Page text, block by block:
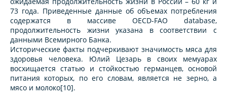
73 года. Приведенные данные об объемах потребления
содержатся в массиве OECD-FAO database,
продолжительность жизни указана в соответствии с
данными Всемирного Банка.
Исторические факты подчеркивают значимость мяса для
здоровья человека. Юлий Цезарь в своих мемуарах
восхищается статью и стойкостью германцев, основой
питания которых, по его словам, является не зерно, а
мясо и молоко[10].